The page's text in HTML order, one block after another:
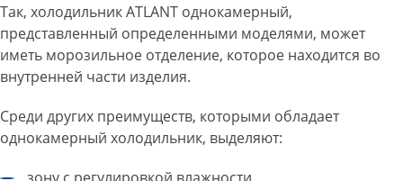
Так, холодильник ATLANT однокамерный,
представленный определенными моделями, может
иметь морозильное отделение, которое находится во
внутренней части изделия.
Среди других преимуществ, которыми обладает
однокамерный холодильник, выделяют: